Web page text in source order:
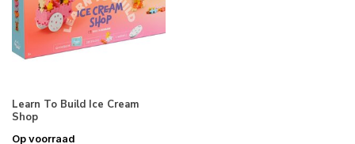
Learn To Build Ice Cream
Shop
Op voorraad